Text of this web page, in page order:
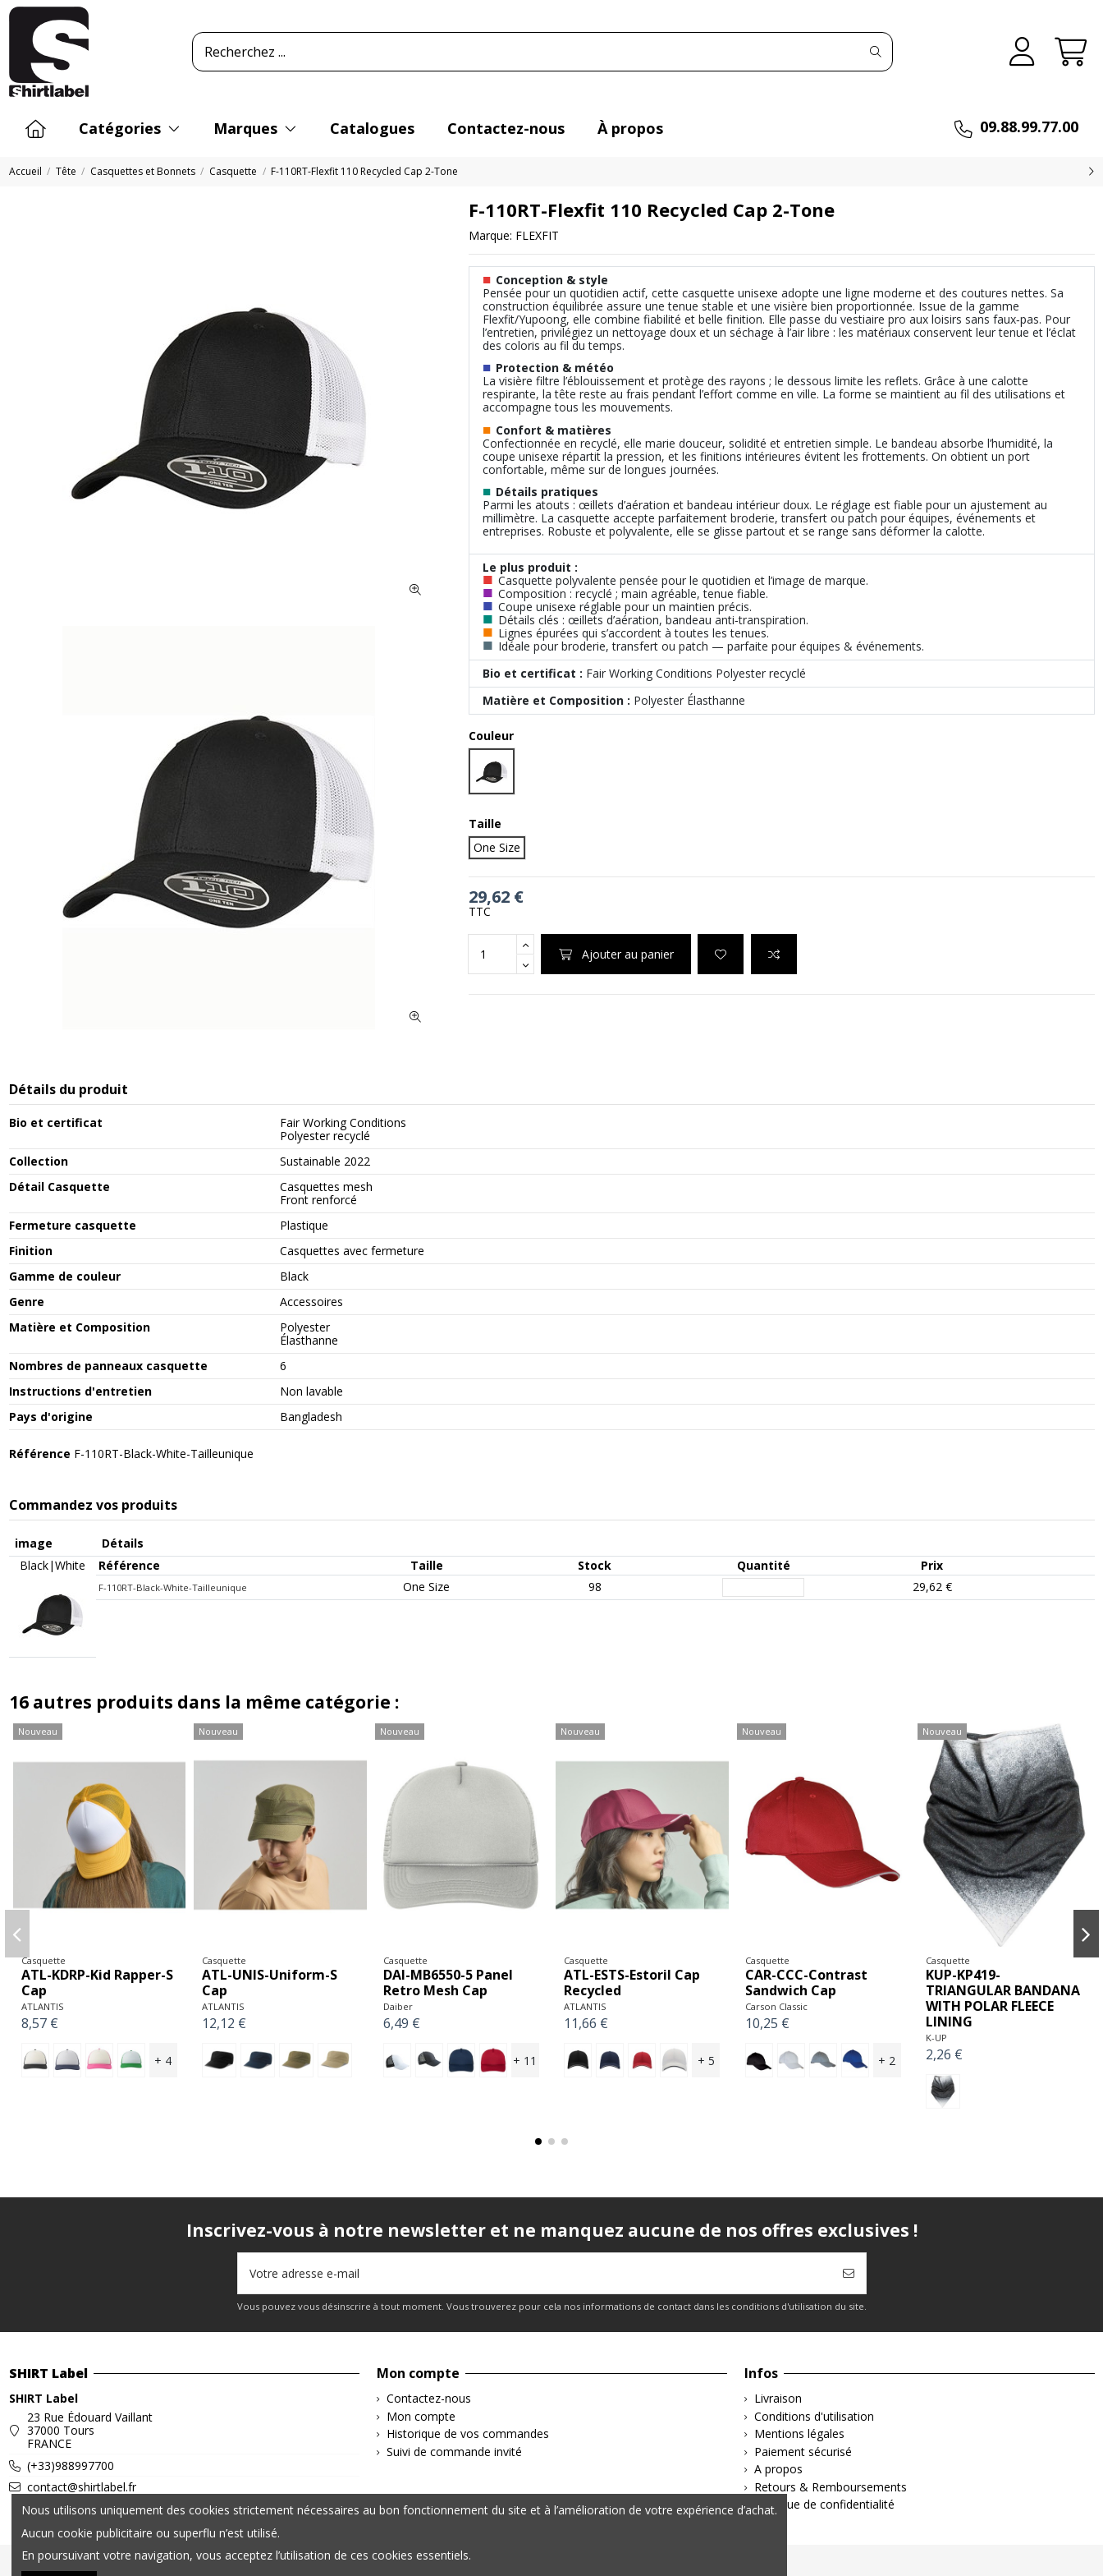
Catégories Marques Catalogues Contactez-nous À propos 09.88.99.77.00
Accueil Tête Casquettes et Bonnets Casquette F-110RT-Flexfit 110 Recycled Cap 2-Tone
F-110RT-Flexfit 110 Recycled Cap 2-Tone
Marque: FLEXFIT
■ Conception & style
Pensée pour un quotidien actif, cette casquette unisexe adopte une ligne moderne et des coutures nettes. Sa
construction équilibrée assure une tenue stable et une visière bien proportionnée. Issue de la gamme
Flexfit/Yupoong, elle combine fiabilité et belle finition. Elle passe du vestiaire pro aux loisirs sans faux‑pas. Pour
l’entretien, privilégiez un nettoyage doux et un séchage à l’air libre : les matériaux conservent leur tenue et l’éclat
des coloris au fil du temps.
■ Protection & météo
La visière filtre l’éblouissement et protège des rayons ; le dessous limite les reflets. Grâce à une calotte
respirante, la tête reste au frais pendant l’effort comme en ville. La forme se maintient au fil des utilisations et
accompagne tous les mouvements.
■ Confort & matières
Confectionnée en recyclé, elle marie douceur, solidité et entretien simple. Le bandeau absorbe l’humidité, la
coupe unisexe répartit la pression, et les finitions intérieures évitent les frottements. On obtient un port
confortable, même sur de longues journées.
■ Détails pratiques
Parmi les atouts : œillets d’aération et bandeau intérieur doux. Le réglage est fiable pour un ajustement au
millimètre. La casquette accepte parfaitement broderie, transfert ou patch pour équipes, événements et
entreprises. Robuste et polyvalente, elle se glisse partout et se range sans déformer la calotte.
Le plus produit :
■ Casquette polyvalente pensée pour le quotidien et l’image de marque.
■ Composition : recyclé ; main agréable, tenue fiable.
■ Coupe unisexe réglable pour un maintien précis.
■ Détails clés : œillets d’aération, bandeau anti‑transpiration.
■ Lignes épurées qui s’accordent à toutes les tenues.
■ Idéale pour broderie, transfert ou patch — parfaite pour équipes & événements.
Bio et certificat : Fair Working Conditions Polyester recyclé
Matière et Composition : Polyester Élasthanne
Couleur
Black|White
Taille
One Size
29,62 €
TTC
Ajouter au panier
Détails du produit
Bio et certificat
Fair Working Conditions
Polyester recyclé
Collection
Sustainable 2022
Détail Casquette
Casquettes mesh
Front renforcé
Fermeture casquette
Plastique
Finition
Casquettes avec fermeture
Gamme de couleur
Black
Genre
Accessoires
Matière et Composition
Polyester
Élasthanne
Nombres de panneaux casquette
6
Instructions d'entretien
Non lavable
Pays d'origine
Bangladesh
Référence F-110RT-Black-White-Tailleunique
Commandez vos produits
image
Détails
Black|White
Référence Taille Stock Quantité Prix
F-110RT-Black-White-Tailleunique One Size 98 29,62 €
16 autres produits dans la même catégorie :
Casquette
F-6089R-Roses
Snapback
FLEXFIT
29,96 €
Casquette
S-03092-Six Panel Cap
Solar
SOL'S
3,78 €
+ 6
Nouveau
Casquette
ATL-KAIC-Kai Cap
ATLANTIS
16,04 €
Nouveau
Casquette
KUP-KP512-WINTER
BEANIE WITH REINDEER
DESIGN
K-UP
Nouveau
Casquette
KUP-KP156-POLYESTER
CAP - 6 PANELS
K-UP
2,42 €
+ 2
Casquette
R-RC083X-Bronx
Original Flat Peak
Snapback Cap
Result
4,33 €
Inscrivez-vous à notre newsletter et ne manquez aucune de nos offres exclusives !
Vous pouvez vous désinscrire à tout moment. Vous trouverez pour cela nos informations de contact dans les conditions d'utilisation du site.
SHIRT Label
SHIRT Label
23 Rue Édouard Vaillant
37000 Tours
FRANCE
(+33)988997700
contact@shirtlabel.fr
Mon compte
Contactez-nous
Mon compte
Historique de vos commandes
Suivi de commande invité
Infos
Livraison
Conditions d'utilisation
Mentions légales
Paiement sécurisé
A propos
Retours & Remboursements
Politique de confidentialité
Nous utilisons uniquement des cookies strictement nécessaires au bon fonctionnement du site et à l’amélioration de votre expérience d’achat.
Aucun cookie publicitaire ou superflu n’est utilisé.
En poursuivant votre navigation, vous acceptez l’utilisation de ces cookies essentiels.